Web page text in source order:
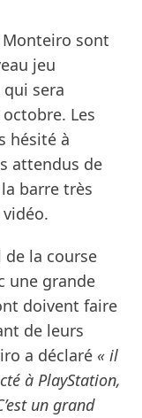
sont
jeu
qui sera
Les
hésité à
attendus de
barre très
de la course
une grande
doivent faire
de leurs
a déclaré « il
à PlayStation,
un grand